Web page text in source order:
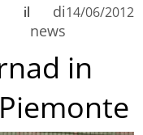
di
news
il 14/06/2012
in